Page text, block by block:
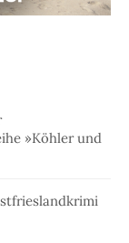
»Köhler und